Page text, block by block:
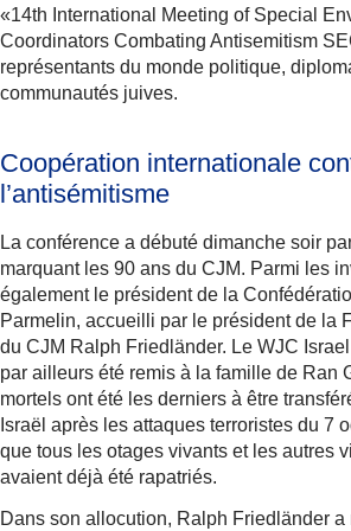
«14th International Meeting of Special
Coordinators Combating Antisemitism
représentants du monde politique,
communautés juives.
Coopération internationale
l’antisémitisme
La conférence a débuté dimanche soir
marquant les 90 ans du CJM. Parmi les
également le président de la
Parmelin, accueilli par le président de la
du CJM Ralph Friedländer. Le WJC
par ailleurs été remis à la famille de Ran
mortels ont été les derniers à être
Israël après les attaques terroristes du 7
que tous les otages vivants et les autres
avaient déjà été rapatriés.
Dans son allocution, Ralph Friedländer a